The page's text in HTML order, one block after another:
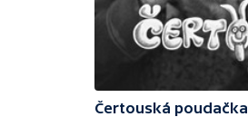
Čertouská poudačka